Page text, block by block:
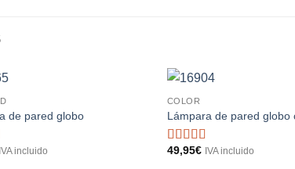
de pared globo
IVA incluido
COLOR
Lámpara de pared globo
Valorado
49,95€ IVA incluido